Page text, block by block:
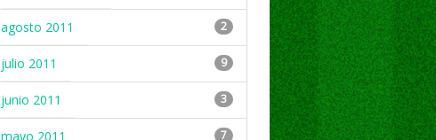
agosto 2011 2
julio 2011 9
junio 2011 3
mayo 2011 7